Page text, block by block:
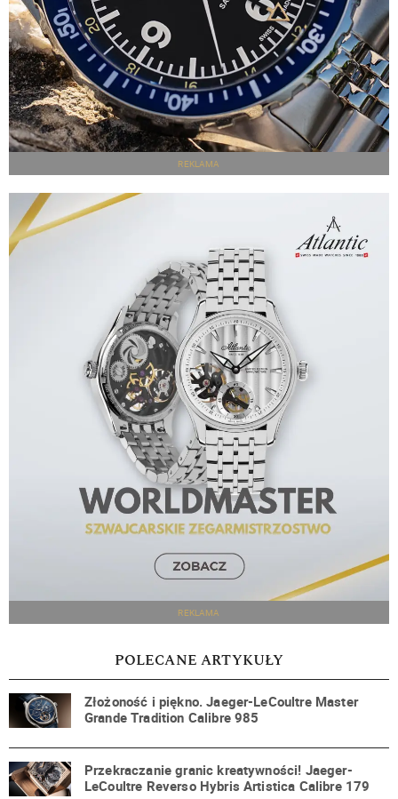
REKLAMA
REKLAMA
POLECANE ARTYKUŁY
Złożoność i piękno. Jaeger-LeCoultre Master
Grande Tradition Calibre 985
Przekraczanie granic kreatywności! Jaeger-
LeCoultre Reverso Hybris Artistica Calibre 179